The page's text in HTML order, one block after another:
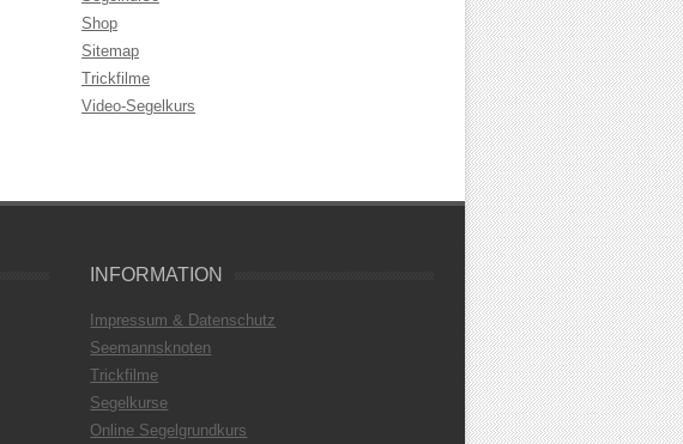
Shop
Sitemap
Trickfilme
Video-Segelkurs
INFORMATION
Impressum & Datenschutz
Seemannsknoten
Trickfilme
Segelkurse
Online Segelgrundkurs